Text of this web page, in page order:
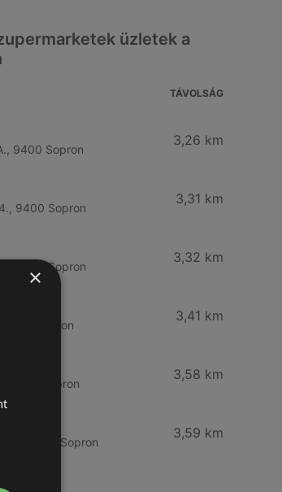
üzletek a
TÁVOLSÁG
9400 Sopron
3,26 km
9400 Sopron
3,31 km
9400 Sopron
3,32 km
9400 Sopron
3,41 km
9400 Sopron
3,58 km
12, 9400 Sopron
3,59 km
×